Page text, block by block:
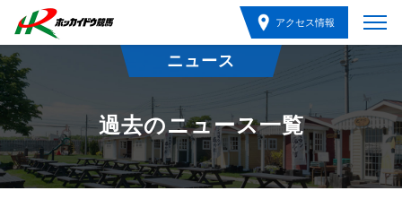
アクセス情報
ニュース
過去のニュース一覧